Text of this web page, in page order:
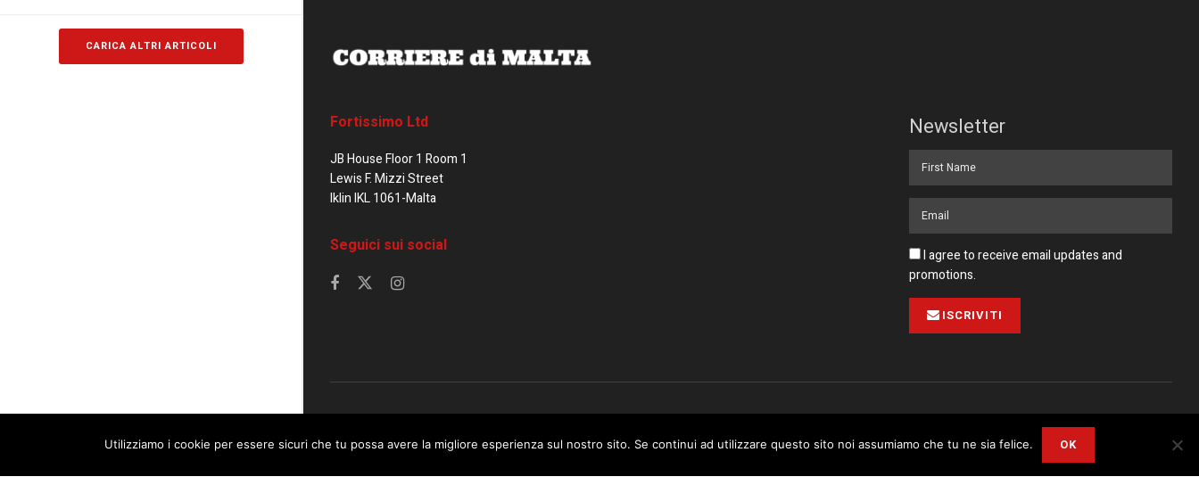
CARICA ALTRI ARTICOLI
Fortissimo Ltd
JB House Floor 1 Room 1
Lewis F. Mizzi Street
Iklin IKL 1061-Malta
Seguici sui social
Newsletter
I agree to receive email updates and
promotions.
ISCRIVITI
Pubblicità Collabora con noi Contatto Privacy Policy
© 2023 Corriere di Malta / Fortissimo Ltd
This website uses cookies. By continuing to use this website you are giving consent to cookies being used. Visit ourPrivacy and Cookie Policy. I Agree
Utilizziamo i cookie per essere sicuri che tu possa avere la migliore esperienza sul nostro sito. Se continui ad utilizzare questo sito noi assumiamo che tu ne sia felice. OK